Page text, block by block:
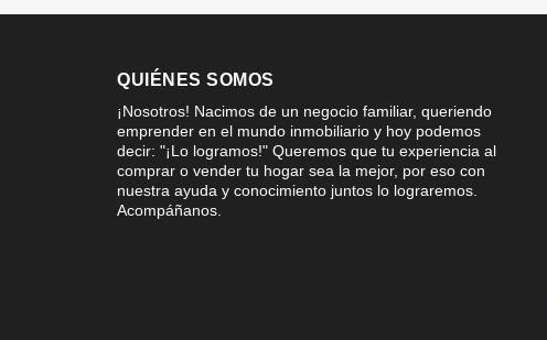
QUIÉNES SOMOS
¡Nosotros! Nacimos de un negocio familiar, queriendo
emprender en el mundo inmobiliario y hoy podemos
decir: "¡Lo logramos!" Queremos que tu experiencia al
comprar o vender tu hogar sea la mejor, por eso con
nuestra ayuda y conocimiento juntos lo lograremos.
Acompáñanos.